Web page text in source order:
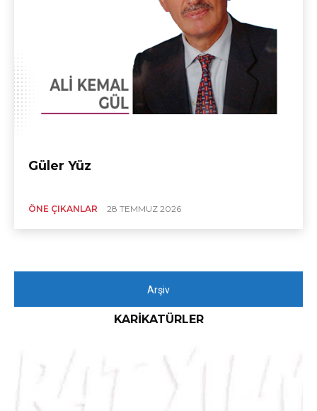
Güler Yüz
ÖNE ÇIKANLAR 28 TEMMUZ 2026
Arşiv
KARIKATÜRLER